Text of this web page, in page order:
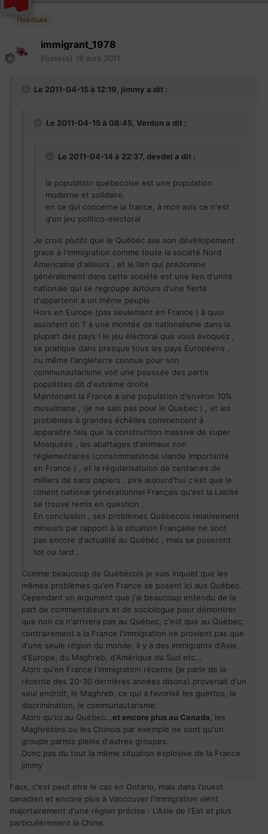
Habitués
immigrant_1978
Posté(e) 16 avril 2011
Le 2011-04-15 à 12:19, jimmy a dit :
Le 2011-04-15 à 08:45, Verdon a dit :
Le 2011-04-14 à 22:37, devdel a dit :
la population quebecoise est une population
moderne et solidaire.
en ce qui concerne la france, à mon avis ce n'est
q'un jeu politico-electoral .
Je crois plutôt que le Québéc axe son dévéllopement
grace à l'immigration comme toute la société Nord
Americaine d'ailleurs , et le lien qui prédomine
généralement dans cette société est une lien d'unité
nationale qui se regroupe autours d'une fierté
d'appartenir a un même peuple .
Hors en Europe (pas seulement en France ) à quoi
assistent on ? à une montée de nationalisme dans la
plupart des pays ! le jeu élèctoral que vous évoquez ,
se pratique dans presque tous les pays Européens ,
ou même l'angleterre connue pour son
communautarisme voit une poussée des partis
populistes dit d'extrème droite .
Maintenant la France a une population d'environ 10%
musulmane , (je ne sais pas pour le Quebec ) , et les
problèmes à grandes échèlles commencent à
apparaitre tels que la construction massive de super
Mosquées , les abattages d'animaux non
réglementaires (consommationde viande importante
en France ) , et la régularisatuion de centaines de
milliers de sans papiers . pire aujourd'hui c'est que le
ciment national générationnel Français qu'est la Laïcité
se trouve remis en question .
En conclusion , ses problèmes Québecois relativement
mineurs par rapport à la situation Française ne sont
pas encore d'actualité au Québéc , mais se poseront
tot ou tard .
Comme beaucoup de Québécois je suis inquiet que les
mêmes problèmes qu'en France se posent ici aus Québec.
Cependant un argument que j'ai beaucoup entendu de la
part de commentateurs et de sociologue pour démontrer
que non ca n'arrivera pas au Québec, c'est que au Québec,
contrairement a la France l'immigration ne provient pas que
d'une seule région du monde. Il y a des immigrants d'Asie,
d'Europe, du Maghreb, d'Amérique du Sud etc...
Alors qu'en France l'immigration récente (je parle de la
récente des 20-30 dernières années disons) provenait d'un
seul endroit, le Maghreb, ce qui a favorisé les guettos, la
discrimination, le communautarisme.
Alors qu'ici au Québec... et encore plus au Canada,
les
Maghrébins ou les Chinois par exemple ne sont qu'un
groupe parmis pleins d'autres groupes.
Donc pas du tout la même situation explosive de la France.
jimmy
Faux, c'est peut etre le cas en Ontario, mais dans l'ouest
canadien et encore plus à Vancouver l'immigration vient
majortairement d'une région précise : L'Asie de l'Est et plus
particuliérement la Chine.